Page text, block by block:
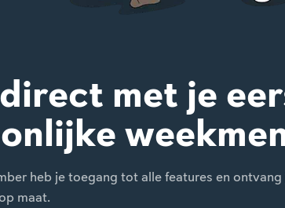
met je
heb je toegang tot alle features en ontvang
maat.